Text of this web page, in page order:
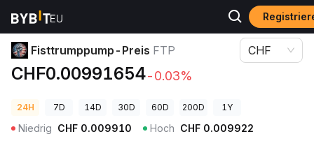
Krypto-Preise
Fisttrumppump-Preis FTP
CHF0.00991654-0.03%
CHF
24H 7D 14D 30D 60D 200D 1Y
Niedrig CHF 0.009910 Hoch CHF 0.009922